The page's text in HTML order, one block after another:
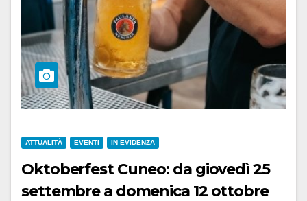
ATTUALITÀ EVENTI IN EVIDENZA
Oktoberfest Cuneo: da giovedì 25
settembre a domenica 12 ottobre